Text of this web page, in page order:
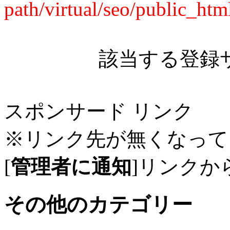
path/virtual/seo/
該当する登録
スポンサード リンク
※リンク先が無くなっ
[管理者に通知]リンクか
その他のカテゴリー